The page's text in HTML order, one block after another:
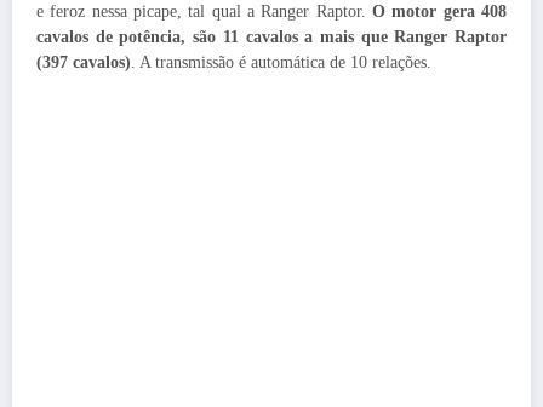
e feroz nessa picape, tal qual a Ranger Raptor. O motor gera 408
cavalos de potência, são 11 cavalos a mais que Ranger Raptor
(397 cavalos) . A transmissão é automática de 10 relações.